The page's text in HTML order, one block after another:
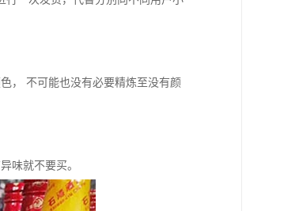
， 不可能也没有必要精炼至没有颜
味就不要买。